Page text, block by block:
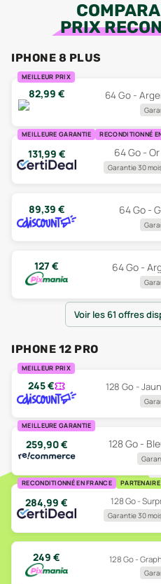
PRIX
IPHONE 8 PLUS
MEILLEUR PRIX
82,99 € 64 Go -
MEILLEURE GARANTIE RECONDITIONNÉ
131,99 € 64 Go -
Garantie 30
89,39 € 64 Go -
127 € 64 Go -
Voir les 61 offres
IPHONE 12 PRO
MEILLEUR PRIX
245€ 128 Go -
MEILLEURE GARANTIE
259,90€ 128 Go -
RECONDITIONNÉ EN FRANCE
284,99 € 128 Go -
Garantie 30
249 € 128 Go -